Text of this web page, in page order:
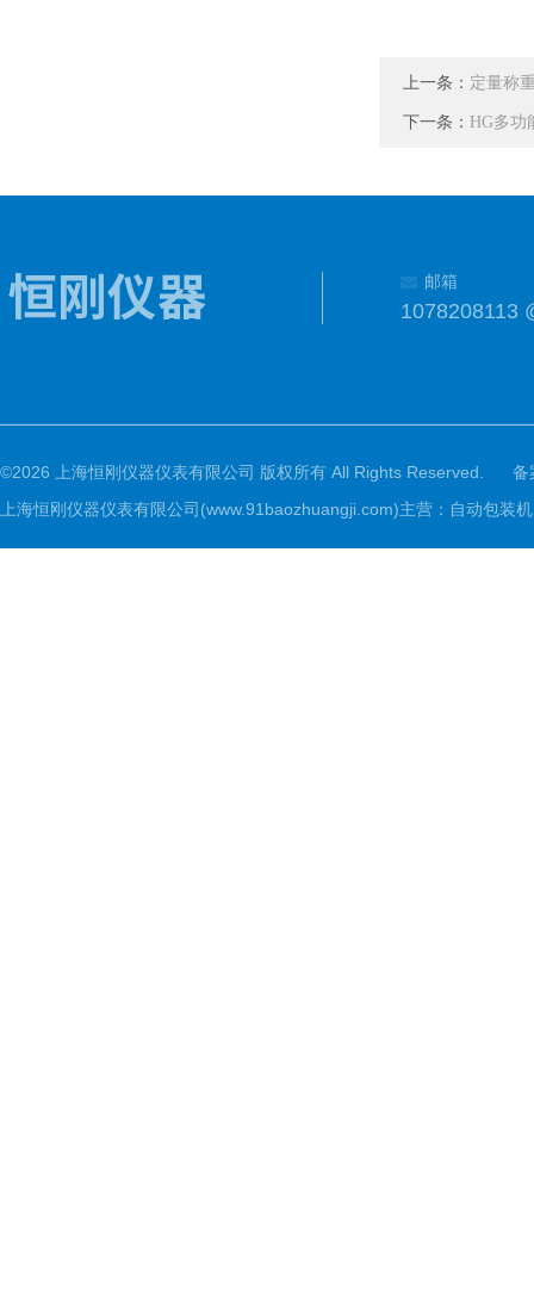
上一条： 定量称
下一条： HG多功
邮箱
1078208113
©2026 上海恒刚仪器仪表有限公司 版权所有 All Rights Reserved.
备
上海恒刚仪器仪表有限公司(www.91baozhuangji.com)主营：自动包